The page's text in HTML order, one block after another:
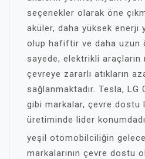
seçenekler olarak öne
aküler, daha yüksek enerji
olup hafiftir ve daha uzun
sayede, elektrikli
çevreye zararlı atıkların
sağlanmaktadır. Tesla, LG
gibi markalar, çevre dostu
üretiminde lider
yeşil otomobilciliğin
markalarının çevre dostu